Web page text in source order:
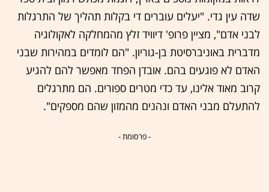
שדה עין גדי. "יעלים עוברים די בקלות תהליך של התרגלות
לבני אדם", מציין פרופ' דיוויד זלץ מהמחלקה לאקולוגיה
מדברית באוניברסיטת בן-גוריון. "הם לומדים במהירות שבני
האדם לא פוגעים בהם. אובדן הפחד מאפשר להם להגיע
קרוב מאוד אלינו, עד כדי מטרים ספורים. הם מתרגלים
להתעלם מבני האדם ונהנים מהמזון שהם מספקים".
- פרסומת -